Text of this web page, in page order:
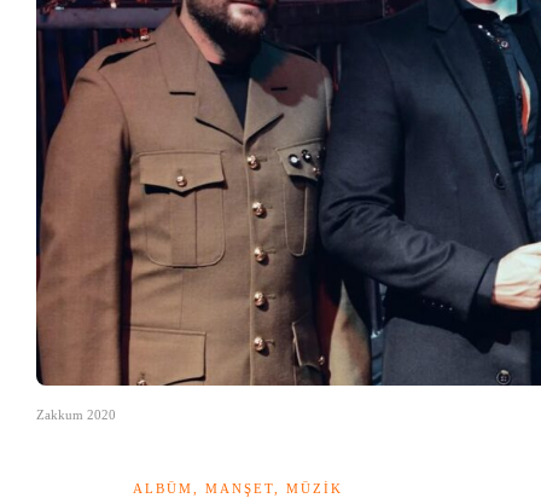
Zakkum 2020
ALBÜM, MANŞET, MÜZIK